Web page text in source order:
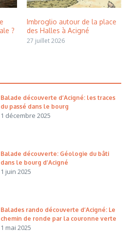
?
Imbroglio autour de la place
des Halles à Acigné
27 juillet 2026
Balade découverte d’Acigné: les traces
du passé dans le bourg
1 décembre 2025
Balade découverte: Géologie du bâti
dans le bourg d’Acigné
1 juin 2025
Balades rando découverte d’Acigné: Le
chemin de ronde par la couronne verte
1 mai 2025